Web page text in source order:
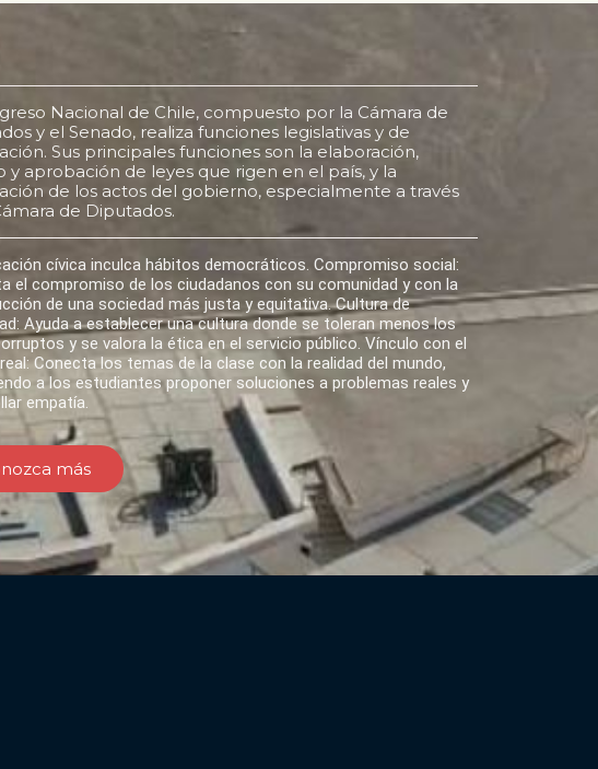
Nacional de Chile, compuesto por la Cámara de
y el Senado, realiza funciones legislativas y de
Sus principales funciones son la elaboración,
y aprobación de leyes que rigen en el país, y la
de los actos del gobierno, especialmente a través
de Diputados.
cívica inculca hábitos democráticos. Compromiso social:
el compromiso de los ciudadanos con su comunidad y con la
de una sociedad más justa y equitativa. Cultura de
Ayuda a establecer una cultura donde se toleran menos los
y se valora la ética en el servicio público. Vínculo con el
Conecta los temas de la clase con la realidad del mundo,
a los estudiantes proponer soluciones a problemas reales y
empatía.
más